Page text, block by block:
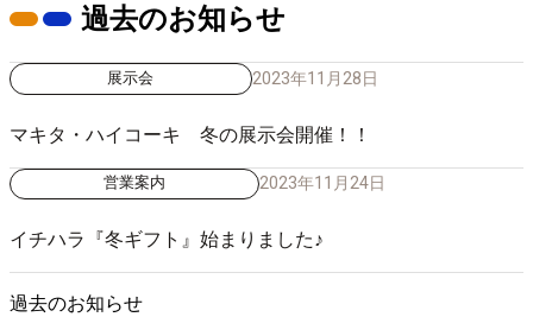
過去のお知らせ
展示会 2023年11月28日
マキタ・ハイコーキ 冬の展示会開催！！
営業案内 2023年11月24日
イチハラ『冬ギフト』始まりました♪
過去のお知らせ